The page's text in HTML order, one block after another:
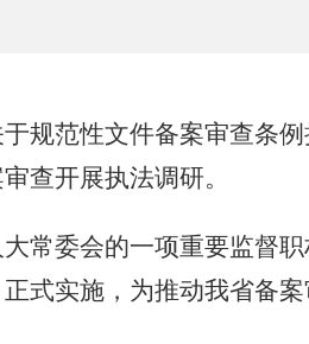
范性文件备案审查条例
查开展执法调研。
委会的一项重要监督职
式实施，为推动我省备